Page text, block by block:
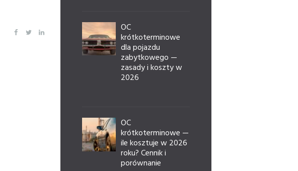
OC
krótkoterminowe
dla pojazdu
zabytkowego —
zasady i koszty w
2026
OC
krótkoterminowe —
ile kosztuje w 2026
roku? Cennik i
porównanie